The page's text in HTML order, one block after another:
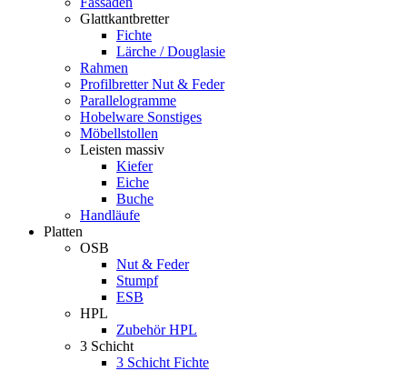
Glattkantbretter
Fichte
Lärche / Douglasie
Rahmen
Profilbretter Nut & Feder
Parallelogramme
Hobelware Sonstiges
Möbellstollen
Leisten massiv
Kiefer
Eiche
Buche
Handläufe
Platten
OSB
Nut & Feder
Stumpf
ESB
HPL
Zubehör HPL
3 Schicht
3 Schicht Fichte